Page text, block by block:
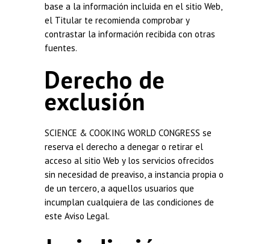
base a la información incluida en el sitio Web,
el Titular te recomienda comprobar y
contrastar la información recibida con otras
fuentes.
Derecho de
exclusión
SCIENCE & COOKING WORLD CONGRESS se
reserva el derecho a denegar o retirar el
acceso al sitio Web y los servicios ofrecidos
sin necesidad de preaviso, a instancia propia o
de un tercero, a aquellos usuarios que
incumplan cualquiera de las condiciones de
este Aviso Legal.